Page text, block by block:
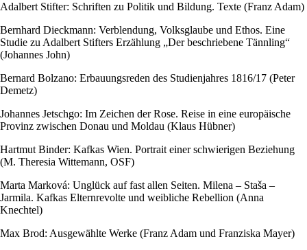
Adalbert Stifter: Schriften zu Politik und Bildung. Texte (Franz Adam)
Bernhard Dieckmann: Verblendung, Volksglaube und Ethos. Eine
Studie zu Adalbert Stifters Erzählung „Der beschriebene Tännling“
(Johannes John)
Bernard Bolzano: Erbauungsreden des Studienjahres 1816/17 (Peter
Demetz)
Johannes Jetschgo: Im Zeichen der Rose. Reise in eine europäische
Provinz zwischen Donau und Moldau (Klaus Hübner)
Hartmut Binder: Kafkas Wien. Portrait einer schwierigen Beziehung
(M. Theresia Wittemann, OSF)
Marta Marková: Unglück auf fast allen Seiten. Milena – Staša –
Jarmila. Kafkas Elternrevolte und weibliche Rebellion (Anna
Knechtel)
Max Brod: Ausgewählte Werke (Franz Adam und Franziska Mayer)